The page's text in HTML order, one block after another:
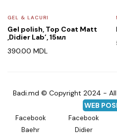
GEL & LACURI
Gel polish, Top Coat Matt
,Didier Lab’, 15мл
390.00 MDL
Badi.md © Copyright 2024 -
WEB
Facebook
Baehr
Facebook
Didier